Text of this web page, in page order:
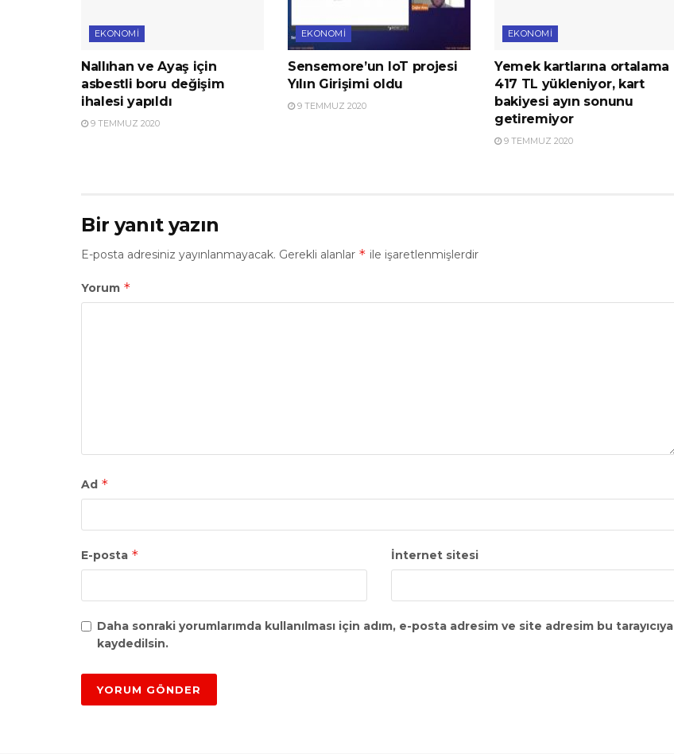
EKONOMI
Nallıhan ve Ayaş için
asbestli boru değişim
ihalesi yapıldı
9 TEMMUZ 2020
EKONOMI
Sensemore’un IoT projesi
Yılın Girişimi oldu
9 TEMMUZ 2020
EKONOMI
Yemek kartlarına ortalama
417 TL yükleniyor, kart
bakiyesi ayın sonunu
getiremiyor
9 TEMMUZ 2020
Bir yanıt yazın
E-posta adresiniz yayınlanmayacak. Gerekli alanlar * ile işaretlenmişlerdir
Yorum *
Ad *
E-posta * İnternet sitesi
Daha sonraki yorumlarımda kullanılması için adım, e-posta adresim ve site adresim bu tarayıcıya
kaydedilsin.